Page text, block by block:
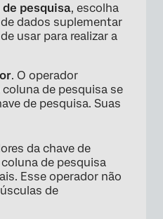
×
de pesquisa, escolha
dados suplementar
usar para realizar a
. O operador
de pesquisa se
de pesquisa. Suas
da chave de
de pesquisa
Esse operador não
de